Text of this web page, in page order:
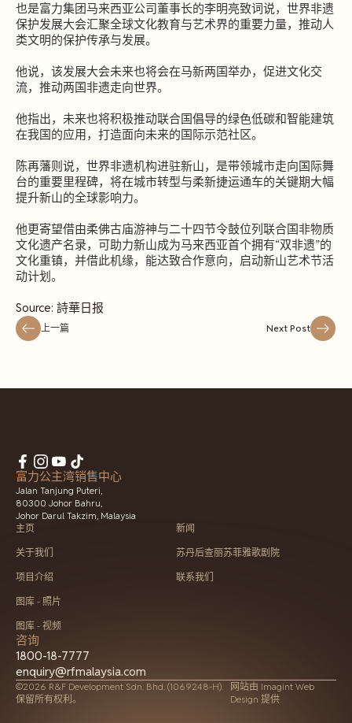
也是富力集团马来西亚公司董事长的李明亮致词说，世界非遗
保护发展大会汇聚全球文化教育与艺术界的重要力量，推动人
类文明的保护传承与发展。
他说，该发展大会未来也将会在马新两国举办，促进文化交
流，推动两国非遗走向世界。
他指出，未来也将积极推动联合国倡导的绿色低碳和智能建筑
在我国的应用，打造面向未来的国际示范社区。
陈再藩则说，世界非遗机构进驻新山，是带领城市走向国际舞
台的重要里程碑，将在城市转型与柔新捷运通车的关键期大幅
提升新山的全球影响力。
他更寄望借由柔佛古庙游神与二十四节令鼓位列联合国非物质
文化遗产名录，可助力新山成为马来西亚首个拥有“双非遗”的
文化重镇，并借此机缘，能达致合作意向，启动新山艺术节活
动计划。
Source: 詩華日报
上一篇 Next Post
富力公主湾销售中心
Jalan Tanjung Puteri,
80300 Johor Bahru,
Johor Darul Takzim, Malaysia
主页
关于我们
项目介绍
图库 - 照片
图库 - 视频
新闻
苏丹后查丽苏菲雅歌剧院
联系我们
咨询
1800-18-7777
enquiry@rfmalaysia.com
©2026 R&F Development Sdn. Bhd. (1069248-H).
保留所有权利。
网站由 Imagint Web
Design 提供